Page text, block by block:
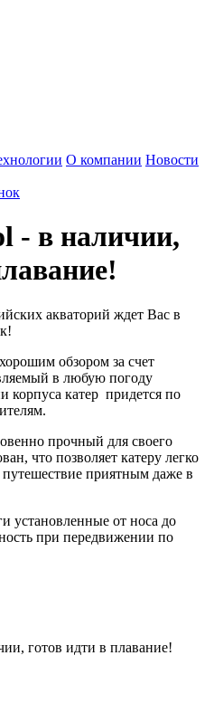
О компании Новости
- в наличии,
акваторий ждет Вас в
обзором за счет
в любую погоду
корпуса катер придется по
прочный для своего
что позволяет катеру легко
путешествие приятным даже в
установленные от носа до
при передвижении по
готов идти в плавание!